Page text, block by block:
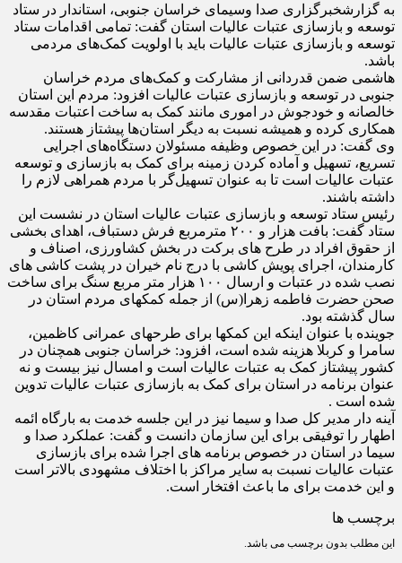
به گزارشخبرگزاری صدا وسیمای خراسان جنوبی، استاندار در ستاد
توسعه و بازسازی عتبات عالیات استان گفت: تمامی اقدامات ستاد
توسعه و بازسازی عتبات عالیات باید با اولویت کمک‌های مردمی
باشد.
هاشمی ضمن قدردانی از مشارکت و کمک‌های مردم خراسان
جنوبی در توسعه و بازسازی عتبات عالیات افزود: مردم این استان
خالصانه و خودجوش در اموری مانند کمک به ساخت اعتبات مقدسه
همکاری کرده و همیشه نسبت به دیگر استان‌ها پیشتاز هستند.
وی گفت: در این خصوص وظیفه مسئولان دستگاه‌های اجرایی
تسریع، تسهیل و آماده کردن زمینه برای کمک به بازسازی و توسعه
عتبات عالیات است تا به عنوان تسهیل‌گر با مردم همراهی لازم را
داشته باشند.
رئیس ستاد توسعه و بازسازی عتبات عالیات استان در نشست این
ستاد گفت: بافت هزار و ۲۰۰ مترمربع فرش دستباف، اهدای بخشی
از حقوق افراد در طرح های برکت در بخش کشاورزی، اصناف و
کارمندان، اجرای پویش کاشی با درج نام خیران در پشت کاشی های
نصب شده در عتبات و ارسال ۱۰۰ هزار متر مربع سنگ برای ساخت
صحن حضرت فاطمه زهرا(س) از جمله کمکهای مردم استان در
سال گذشته بود.
جوینده با عنوان اینکه این کمکها برای طرحهای عمرانی کاظمین،
سامرا و کربلا هزینه شده است، افزود: خراسان جنوبی همچنان در
کشور پیشتاز کمک به عتبات عالیات است و امسال نیز بیست و نه
عنوان برنامه در استان برای کمک به بازسازی عتبات عالیات تدوین
شده است .
آینه دار مدیر کل صدا و سیما نیز در این جلسه خدمت به بارگاه ائمه
اطهار را توفیقی برای این سازمان دانست و گفت: عملکرد صدا و
سیما در استان در خصوص برنامه های اجرا شده برای بازسازی
عتبات عالیات نسبت به سایر مراکز با اختلاف مشهودی بالاتر است
و این خدمت برای ما باعث افتخار است.
برچسب ها
این مطلب بدون برچسب می باشد.